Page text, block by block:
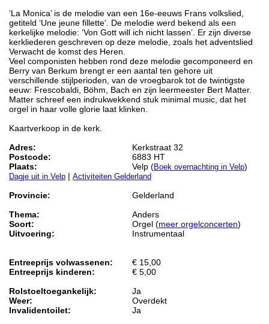
‘La Monica’ is de melodie van een 16e-eeuws Frans volkslied,
getiteld ‘Une jeune fillette’. De melodie werd bekend als een
kerkelijke melodie: ‘Von Gott will ich nicht lassen’. Er zijn diverse
kerkliederen geschreven op deze melodie, zoals het adventslied
Verwacht de komst des Heren.
Veel componisten hebben rond deze melodie gecomponeerd en
Berry van Berkum brengt er een aantal ten gehore uit
verschillende stijlperioden, van de vroegbarok tot de twintigste
eeuw: Frescobaldi, Böhm, Bach en zijn leermeester Bert Matter.
Matter schreef een indrukwekkend stuk minimal music, dat het
orgel in haar volle glorie laat klinken.
Kaartverkoop in de kerk.
Adres:
Kerkstraat 32
Postcode:
6883 HT
Plaats:
Velp (Boek overnachting in Velp)
Dagje uit in Velp | Activiteiten Gelderland
Provincie:
Gelderland
Thema:
Anders
Soort:
Orgel (meer orgelconcerten)
Uitvoering:
Instrumentaal
Entreeprijs volwassenen:
€ 15,00
Entreeprijs kinderen:
€ 5,00
Rolstoeltoegankelijk:
Ja
Weer:
Overdekt
Invalidentoilet:
Ja